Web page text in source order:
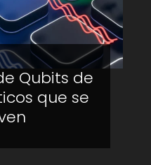
Qubits de
que se